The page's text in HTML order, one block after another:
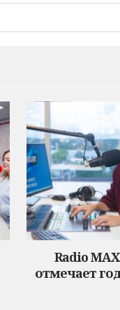
Radio
отмечает